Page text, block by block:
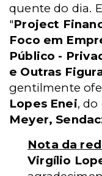
quente do dia.
"Project
Foco em
Público -
e Outras
gentilmente
Lopes Enei, do
Meyer,
Nota da
Virgílio